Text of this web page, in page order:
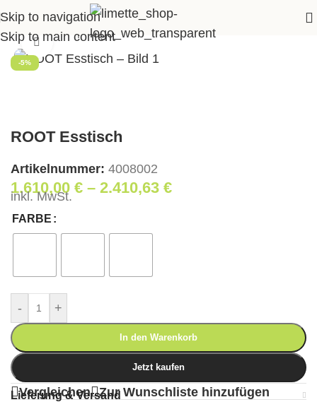
Skip to navigation
Skip to main content
>Shop>Essen> Esstische>
-5%
Klick zum Vergrößern
ROOT Esstisch
Artikelnummer: 4008002
1.610,00 € – 2.410,63 €
inkl. MwSt.
FARBE
- +
In den Warenkorb
Jetzt kaufen
Vergleichen Zur Wunschliste hinzufügen
Lieferung & Versand